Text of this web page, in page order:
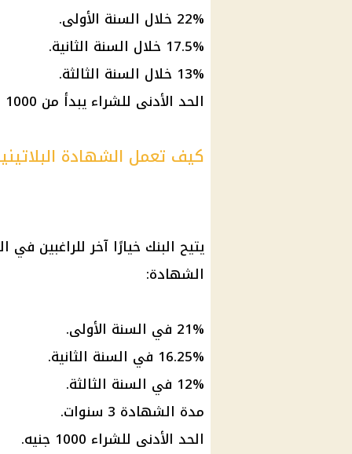
22% خلال السنة الأولى.
17.5% خلال السنة الثانية.
13% خلال السنة الثالثة.
الحد الأدنى للشراء يبدأ من 1000 جنيه.
كيف تعمل الشهادة
يتيح البنك خيارًا آخر
الشهادة:
21% في السنة الأولى.
16.25% في السنة الثانية.
12% في السنة الثالثة.
مدة الشهادة 3 سنوات.
الحد الأدنى للشراء 1000 جنيه.